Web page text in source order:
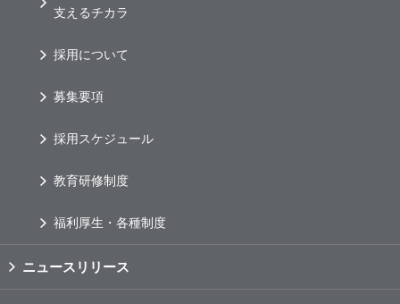
支えるチカラ
採用について
募集要項
採用スケジュール
教育研修制度
福利厚生・各種制度
ニュースリリース